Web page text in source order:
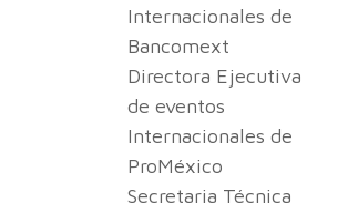
Internacionales de
Bancomext
Directora Ejecutiva
de eventos
Internacionales de
ProMéxico
Secretaria Técnica